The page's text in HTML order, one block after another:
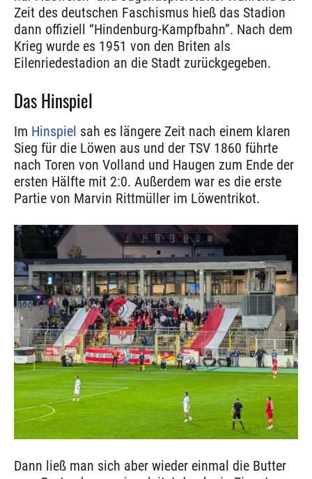
Zeit des deutschen Faschismus hieß das Stadion
dann offiziell “Hindenburg-Kampfbahn”. Nach dem
Krieg wurde es 1951 von den Briten als
Eilenriedestadion an die Stadt zurückgegeben.
Das Hinspiel
Im Hinspiel sah es längere Zeit nach einem klaren
Sieg für die Löwen aus und der TSV 1860 führte
nach Toren von Volland und Haugen zum Ende der
ersten Hälfte mit 2:0. Außerdem war es die erste
Partie von Marvin Rittmüller im Löwentrikot.
Dann ließ man sich aber wieder einmal die Butter